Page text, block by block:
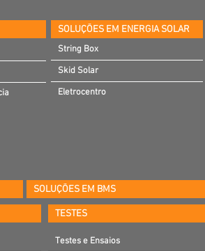
SOLUÇÕES EM ENERGIA SOLAR
String Box
Skid Solar
Eletrocentro
SOLUÇÕES EM BMS
TESTES
Testes e Ensaios